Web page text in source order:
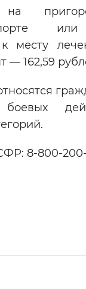
к месту
— 162,59
8-800-